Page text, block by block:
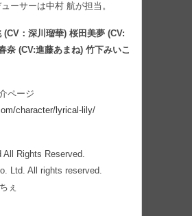
ーサーは中村 航が担当。
(CV：深川瑠華) 桜田美夢 (CV:
奈 (CV:進藤あまね) 竹下みいこ
ページ
character/lyrical-lily/
All Rights Reserved.
Ltd. All rights reserved.
ぇ